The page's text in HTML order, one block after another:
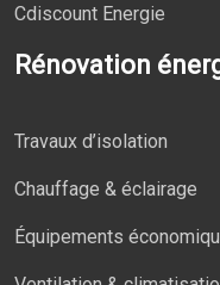
Cdiscount Energie
Rénovation
Travaux d’isolation
Chauffage & éclairage
Équipements